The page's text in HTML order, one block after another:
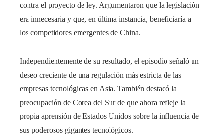
contra el proyecto de ley. Argumentaron que la legislación
era innecesaria y que, en última instancia, beneficiaría a
los competidores emergentes de China.
Independientemente de su resultado, el episodio señaló un
deseo creciente de una regulación más estricta de las
empresas tecnológicas en Asia. También destacó la
preocupación de Corea del Sur de que ahora refleje la
propia aprensión de Estados Unidos sobre la influencia de
sus poderosos gigantes tecnológicos.